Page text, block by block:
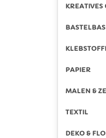
KREATIVES
PAPIER
MALEN &
TEXTIL
DEKO &